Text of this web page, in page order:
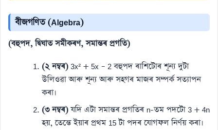
বীজগণিত (Algebra)
(বহুপদ, দ্বিঘাত সমীকৰণ, সমান্তৰ প্ৰগতি)
(২ নম্বৰ) 3x² + 5x – 2 বহুপদ ৰাশিটোৰ শূন্য দুটা
উলিওৱা আৰু শূন্য আৰু সহগৰ মাজৰ সম্পৰ্ক সত্যাপন
কৰা।
(৩ নম্বৰ)যদি এটা সমান্তৰ প্ৰগতিৰ n-তম পদটো 3 + 4n
হয়, তেন্তে ইয়াৰ প্ৰথম 15 টা পদৰ যোগফল নিৰ্ণয় কৰা।